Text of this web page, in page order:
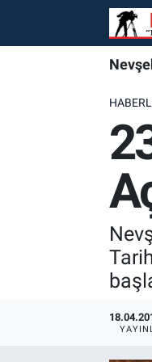
Foto Galeri
Nevşehir'de
Nevşehir'de
Nevşehir'de
Nöbetçi
Hava Durumu
Trafik Durumu
Süper Lig Puan
Tüm Manşetler
Son Dakika
Haber Arşivi